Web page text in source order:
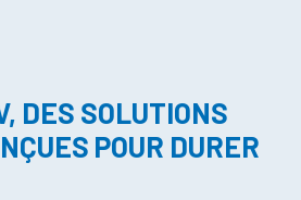
DES SOLUTIONS
POUR DURER